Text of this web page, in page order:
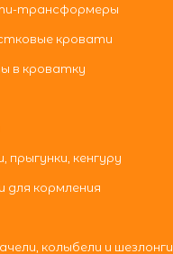
трансформеры
кровати
в кроватку
прыгунки, кенгуру
для кормления
колыбели и шезлонги